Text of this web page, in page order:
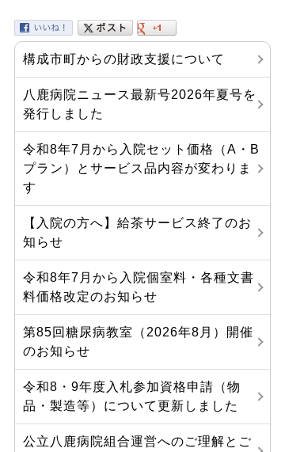
構成市町からの財政支援について
八鹿病院ニュース最新号2026年夏号を
発行しました
令和8年7月から入院セット価格（A・B
プラン）とサービス品内容が変わりま
す
【入院の方へ】給茶サービス終了のお
知らせ
令和8年7月から入院個室料・各種文書
料価格改定のお知らせ
第85回糖尿病教室（2026年8月）開催
のお知らせ
令和8・9年度入札参加資格申請（物
品・製造等）について更新しました
公立八鹿病院組合運営へのご理解とご